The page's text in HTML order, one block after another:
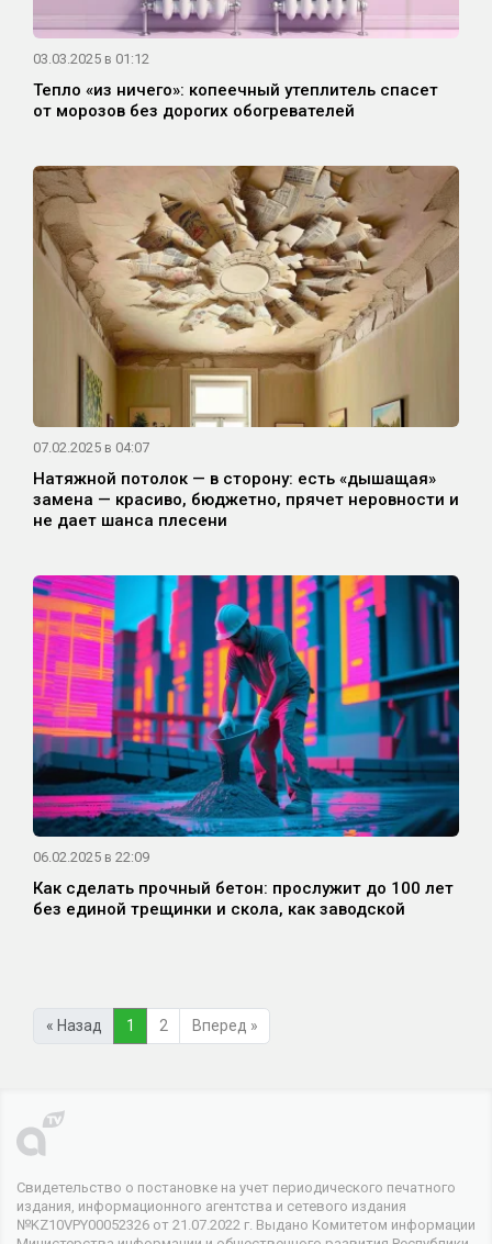
03.03.2025 в 01:12
Тепло «из ничего»: копеечный утеплитель спасет
от морозов без дорогих обогревателей
07.02.2025 в 04:07
Натяжной потолок — в сторону: есть «дышащая»
замена — красиво, бюджетно, прячет неровности и
не дает шанса плесени
06.02.2025 в 22:09
Как сделать прочный бетон: прослужит до 100 лет
без единой трещинки и скола, как заводской
« Назад 1 2 Вперед »
Свидетельство о постановке на учет периодического печатного
издания, информационного агентства и сетевого издания
№KZ10VPY00052326 от 21.07.2022 г. Выдано Комитетом информации